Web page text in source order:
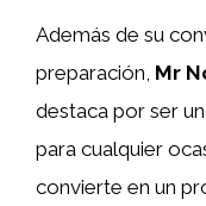
Además de su
preparación, Mr
destaca por ser
para cualquier
convierte en un